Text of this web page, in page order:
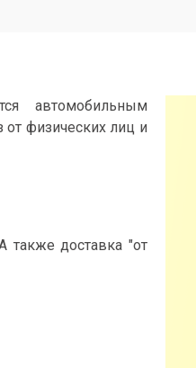
автомобильным
физических лиц и
также доставка "от